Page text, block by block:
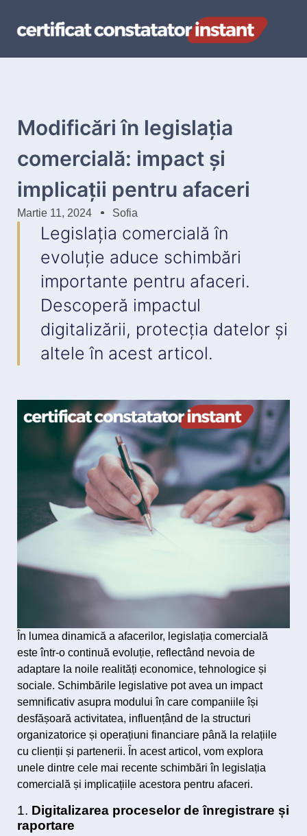
Modificări în legislația
comercială: impact și
implicații pentru afaceri
Martie 11, 2024 Sofia
Legislația comercială în
evoluție aduce schimbări
importante pentru afaceri.
Descoperă impactul
digitalizării, protecția datelor și
altele în acest articol.
În lumea dinamică a afacerilor, legislația comercială
este într-o continuă evoluție, reflectând nevoia de
adaptare la noile realități economice, tehnologice și
sociale. Schimbările legislative pot avea un impact
semnificativ asupra modului în care companiile își
desfășoară activitatea, influențând de la structuri
organizatorice și operațiuni financiare până la relațiile
cu clienții și partenerii. În acest articol, vom explora
unele dintre cele mai recente schimbări în legislația
comercială și implicațiile acestora pentru afaceri.
1. Digitalizarea proceselor de înregistrare și
raportare